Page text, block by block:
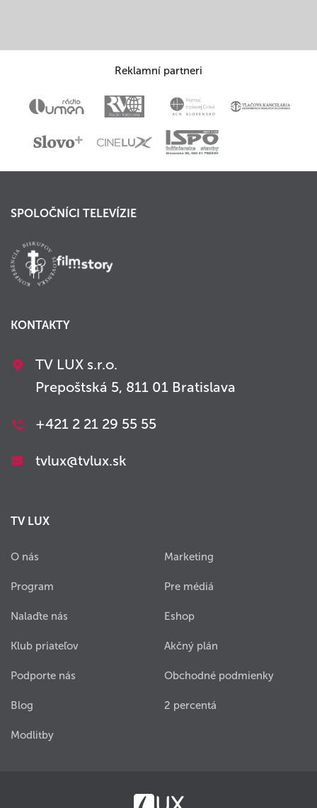
Reklamní partneri
SPOLOČNÍCI TELEVÍZIE
KONTAKTY
TV LUX s.r.o.
Prepoštská 5, 811 01 Bratislava
+421 2 21 29 55 55
tvlux@tvlux.sk
TV LUX
O nás
Program
Nalaďte nás
Klub priateľov
Podporte nás
Blog
Modlitby
Marketing
Pre médiá
Eshop
Akčný plán
Obchodné podmienky
2 percentá